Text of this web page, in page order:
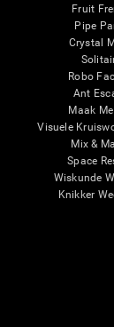
Fruit
Pipe
Crystal
Robo
Ant
Maak
Visuele
Mix &
Space
Wiskunde
Knikker